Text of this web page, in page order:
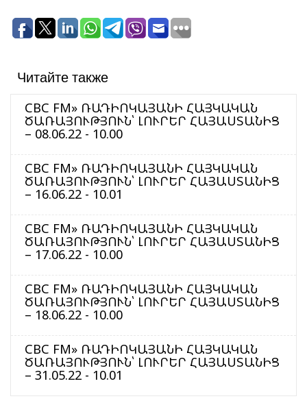
Читайте также
CBC FM» ՌԱԴԻՈԿԱՅԱՆԻ ՀԱՅԿԱԿԱՆ
ԾԱՌԱՅՈՒԹՅՈՒՆ՝ ԼՈՒՐԵՐ ՀԱՅԱՍՏԱՆԻՑ
– 08.06.22 - 10.00
CBC FM» ՌԱԴԻՈԿԱՅԱՆԻ ՀԱՅԿԱԿԱՆ
ԾԱՌԱՅՈՒԹՅՈՒՆ՝ ԼՈՒՐԵՐ ՀԱՅԱՍՏԱՆԻՑ
– 16.06.22 - 10.01
CBC FM» ՌԱԴԻՈԿԱՅԱՆԻ ՀԱՅԿԱԿԱՆ
ԾԱՌԱՅՈՒԹՅՈՒՆ՝ ԼՈՒՐԵՐ ՀԱՅԱՍՏԱՆԻՑ
– 17.06.22 - 10.00
CBC FM» ՌԱԴԻՈԿԱՅԱՆԻ ՀԱՅԿԱԿԱՆ
ԾԱՌԱՅՈՒԹՅՈՒՆ՝ ԼՈՒՐԵՐ ՀԱՅԱՍՏԱՆԻՑ
– 18.06.22 - 10.00
CBC FM» ՌԱԴԻՈԿԱՅԱՆԻ ՀԱՅԿԱԿԱՆ
ԾԱՌԱՅՈՒԹՅՈՒՆ՝ ԼՈՒՐԵՐ ՀԱՅԱՍՏԱՆԻՑ
– 31.05.22 - 10.01